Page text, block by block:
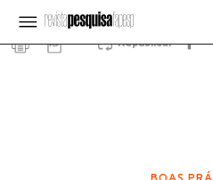
Republicar